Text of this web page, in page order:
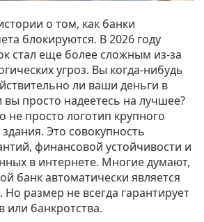
о том, как банки
блокируются. В 2026 году
стал еще более сложным из-за
угроз. Вы когда-нибудь
ли ваши деньги в
вы просто надеетесь на лучшее?
не просто логотип крупного
Это совокупность
финансовой устойчивости и
в интернете. Многие думают,
банк автоматически является
размер не всегда гарантирует
или банкротства.